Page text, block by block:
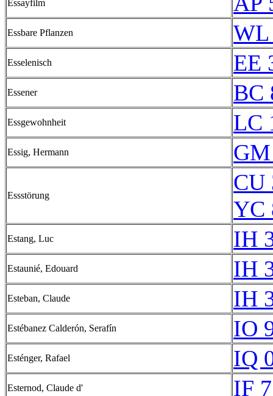
Essayfilm
Essbare Pflanzen WL
Esselenisch EE
Essener BC
Essgewohnheit LC
Essig, Hermann
Essstörung
CU
YC
Estang, Luc IH
Estaunié, Edouard IH
Esteban, Claude IH
Estébanez Calderón, Serafín IO
Esténger, Rafael IQ
Esternod, Claude d' IF